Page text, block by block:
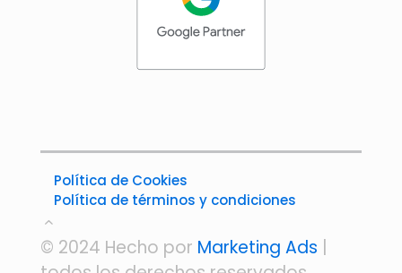
Política de Cookies
Política de términos y condiciones
© 2024 Hecho por Marketing Ads